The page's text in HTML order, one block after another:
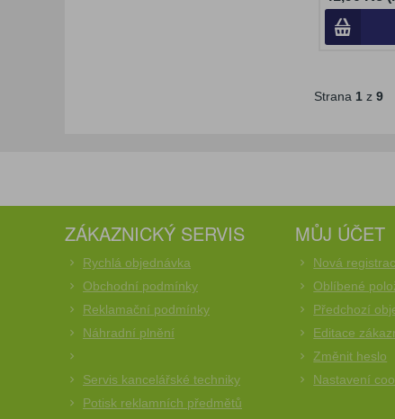
Strana 1z 9
ZÁKAZNICKÝ SERVIS
Rychlá objednávka
Obchodní podmínky
Reklamační podmínky
Náhradní plnění
Servis kancelářské techniky
Potisk reklamních předmětů
MŮJ ÚČET
Nová
Oblíbené
Předchozí
Editace
Změnit heslo
Nastavení